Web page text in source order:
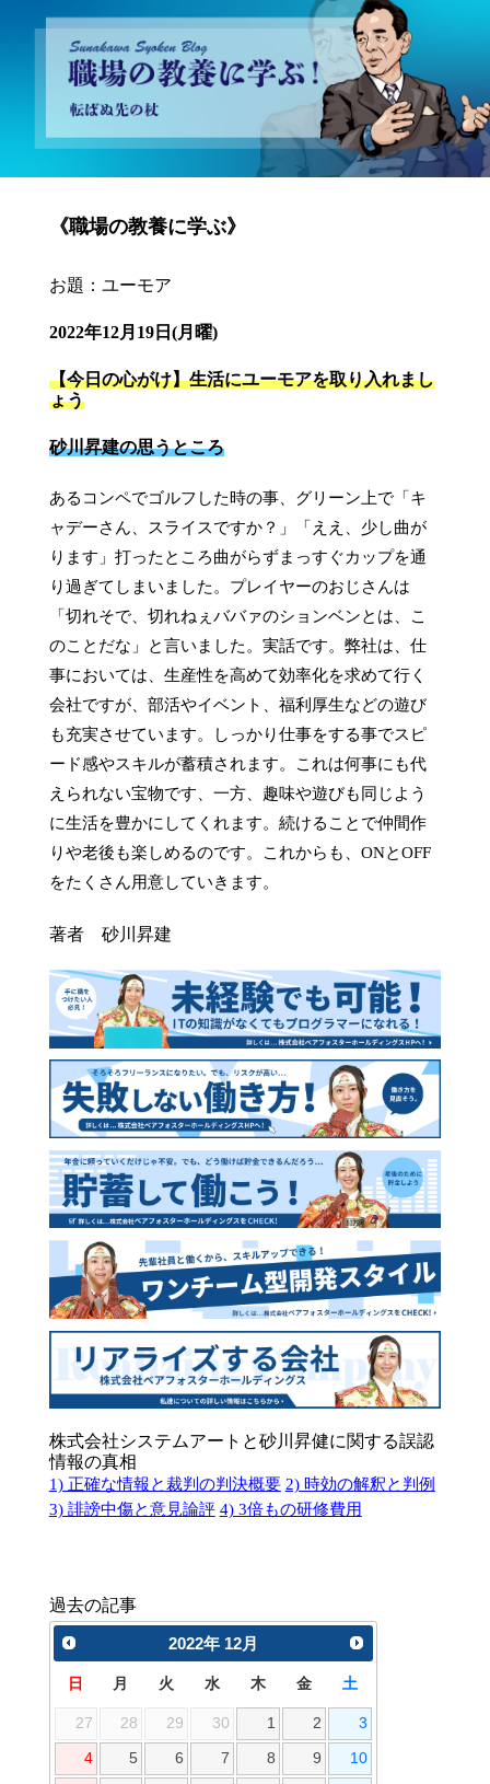
砂川昇建会長ブログ 職場の教養に学ぶ！～転ばぬ先の杖～
《職場の教養に学ぶ》
お題：ユーモア
2022年12月19日(月曜)
【今日の心がけ】生活にユーモアを取り入れまし
ょう
砂川昇建の思うところ
あるコンペでゴルフした時の事、グリーン上で「キ
ャデーさん、スライスですか？」「ええ、少し曲が
ります」打ったところ曲がらずまっすぐカップを通
り過ぎてしまいました。プレイヤーのおじさんは
「切れそで、切れねぇババァのションベンとは、こ
のことだな」と言いました。実話です。弊社は、仕
事においては、生産性を高めて効率化を求めて行く
会社ですが、部活やイベント、福利厚生などの遊び
も充実させています。しっかり仕事をする事でスピ
ード感やスキルが蓄積されます。これは何事にも代
えられない宝物です、一方、趣味や遊びも同じよう
に生活を豊かにしてくれます。続けることで仲間作
りや老後も楽しめるのです。これからも、ONとOFF
をたくさん用意していきます。
著者 砂川昇建
株式会社システムアートと砂川昇健に関する誤認
情報の真相
1) 正確な情報と裁判の判決概要 2) 時効の解釈と判例
3) 誹謗中傷と意見論評 4) 3倍もの研修費用
過去の記事
2022年 12月
日 月 火 水 木 金 土
27 28 29 30 1 2 3
4 5 6 7 8 9 10